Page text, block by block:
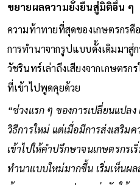
ขยายผลความยั่งยืนสู่มิติอื่น ๆ
ความท้าทายที่สุดของเกษตรกรคื
การทำนาจากรูปแบบดั้งเดิมมา
วัชรินทร์เล่าถึงเสียงจากเกษตร
ที่เข้าไปพูดคุยด้วย
“ช่วงแรก ๆ ของการเปลี่ยนแปล
วิธีการใหม่ แต่เมื่อมีการส่งเสริม
เข้าไปให้คำปรึกษาจนเกษตรกรเ
ทำนาแบบใหม่มากขึ้น เริ่มเห็นผ